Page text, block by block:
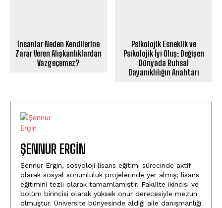
İnsanlar Neden Kendilerine
Zarar Veren Alışkanlıklardan
Vazgeçemez?
Psikolojik Esneklik ve
Psikolojik İyi Oluş: Değişen
Dünyada Ruhsal
Dayanıklılığın Anahtarı
ŞENNUR ERGIN
Şennur Ergin, sosyoloji lisans eğitimi sürecinde aktif
olarak sosyal sorumluluk projelerinde yer almış; lisans
eğitimini tezli olarak tamamlamıştır. Fakülte ikincisi ve
bölüm birincisi olarak yüksek onur derecesiyle mezun
olmuştur. Üniversite bünyesinde aldığı aile danışmanlığı